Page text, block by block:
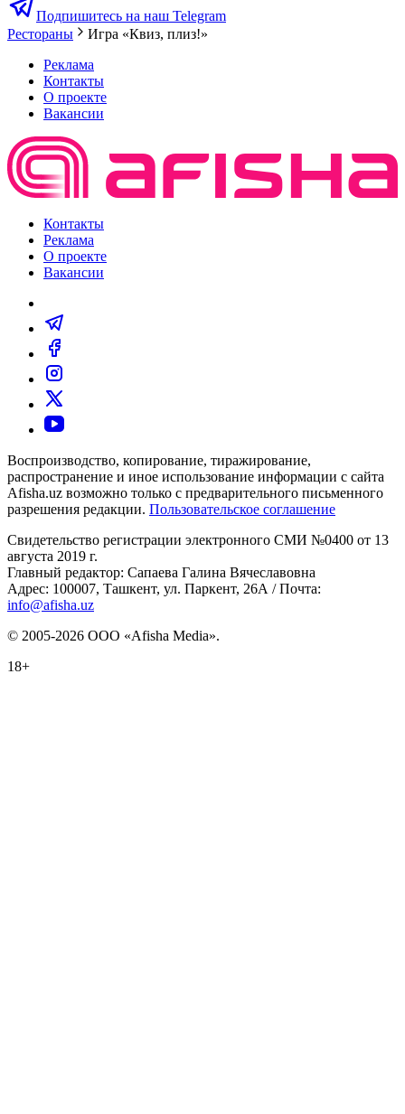
Подпишитесь на наш Telegram
Рестораны
Игра «Квиз, плиз!»
Реклама
Контакты
О проекте
Вакансии
Контакты
Реклама
О проекте
Вакансии
Воспроизводство, копирование, тиражирование,
распространение и иное использование информации с сайта
Afisha.uz возможно только с предварительного письменного
разрешения редакции. Пользовательское соглашение
Свидетельство регистрации электронного СМИ №0400 от 13
августа 2019 г.
Главный редактор: Сапаева Галина Вячеславовна
Адрес: 100007, Ташкент, ул. Паркент, 26А / Почта:
info@afisha.uz
© 2005-2026 ООО «Afisha Media».
18+